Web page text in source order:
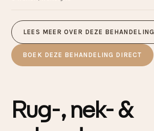
LEES MEER OVER DEZE BEHANDELING
BOEK DEZE BEHANDELING DIRECT
Rug-, nek- &